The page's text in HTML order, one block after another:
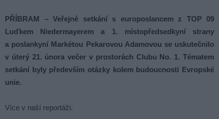
PŘÍBRAM – Veřejné setkání s europoslancem z TOP 09
Luďkem Niedermayerem a 1. místopředsedkyní strany
a poslankyní Markétou Pekarovou Adamovou se uskutečnilo
v úterý 21. února večer v prostorách Clubu No. 1. Tématem
setkání byly především otázky kolem budoucnosti Evropské
unie.
Více v naší reportáži.